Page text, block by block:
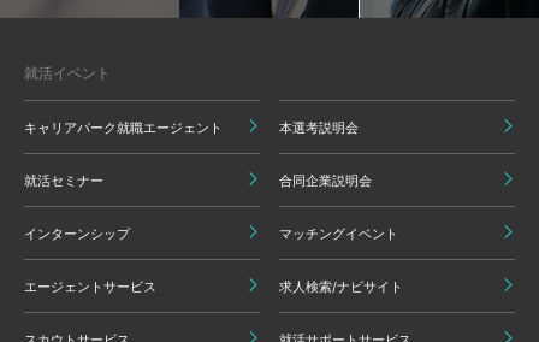
就活イベント
キャリアパーク就職エージェント 本選考説明会
就活セミナー 合同企業説明会
インターンシップ マッチングイベント
エージェントサービス 求人検索/ナビサイト